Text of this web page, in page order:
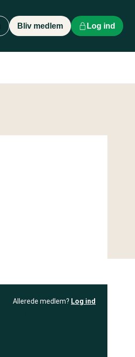
Bliv medlem Log ind
Allerede medlem? Log ind